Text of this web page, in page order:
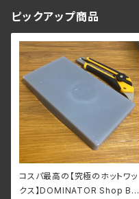
ピックアップ商品
コスパ最高の【究極のホットワッ
クス】DOMINATOR Shop BU